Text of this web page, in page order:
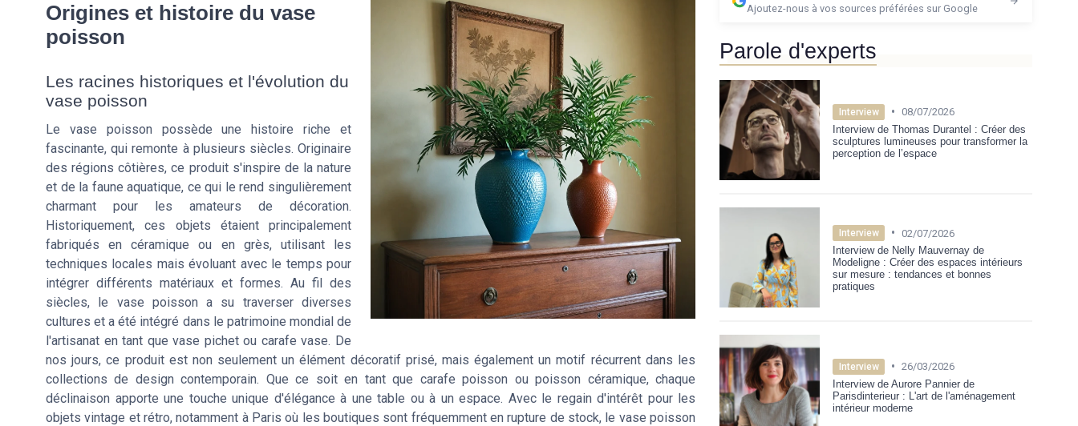
Origines et histoire du vase
poisson
Les racines historiques et l'évolution du
vase poisson
Le vase poisson possède une histoire riche et
fascinante, qui remonte à plusieurs siècles. Originaire
des régions côtières, ce produit s'inspire de la nature
et de la faune aquatique, ce qui le rend singulièrement
charmant pour les amateurs de décoration.
Historiquement, ces objets étaient principalement
fabriqués en céramique ou en grès, utilisant les
techniques locales mais évoluant avec le temps pour
intégrer différents matériaux et formes. Au fil des
siècles, le vase poisson a su traverser diverses
cultures et a été intégré dans le patrimoine mondial de
l'artisanat en tant que vase pichet ou carafe vase. De
nos jours, ce produit est non seulement un élément décoratif prisé, mais également un motif récurrent dans les
collections de design contemporain. Que ce soit en tant que carafe poisson ou poisson céramique, chaque
déclinaison apporte une touche unique d'élégance à une table ou à un espace. Avec le regain d'intérêt pour les
objets vintage et rétro, notamment à Paris où les boutiques sont fréquemment en rupture de stock, le vase poisson
Ajoutez-nous à vos sources préférées sur Google
Parole d'experts
Interview • 08/07/2026
Interview de Thomas Durantel : Créer des
sculptures lumineuses pour transformer la
perception de l’espace
Interview • 02/07/2026
Interview de Nelly Mauvernay de
Modeligne : Créer des espaces intérieurs
sur mesure : tendances et bonnes
pratiques
Interview • 26/03/2026
Interview de Aurore Pannier de
Parisdinterieur : L'art de l'aménagement
intérieur moderne